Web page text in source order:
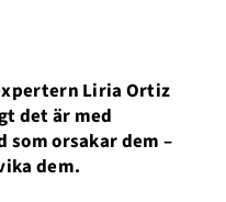
Liria Ortiz
det är med
orsakar dem –
dem.